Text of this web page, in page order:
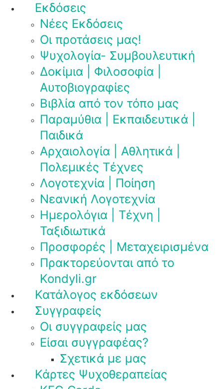
Εκδόσεις
Νέες Εκδόσεις
Οι προτάσεις μας!
Ψυχολογία- Συμβουλευτική
Δοκίμια | Φιλοσοφία |
Αυτοβιογραφίες
Βιβλία από τον τόπο μας
Παραμύθια | Εκπαιδευτικά |
Παιδικά
Αρχαιολογία | Αθλητικά |
Πολεμικές Τέχνες
Λογοτεχνία | Ποίηση
Νεανική Λογοτεχνία
Ημερολόγια | Τέχνη |
Ταξιδιωτικά
Προσφορές | Μεταχειρισμένα
Πρακτορεύονται από το
Kondyli.gr
Κατάλογος εκδόσεων
Συγγραφείς
Οι συγγραφείς μας
Είσαι συγγραφέας?
Σχετικά με μας
Κάρτες Ψυχοθεραπείας